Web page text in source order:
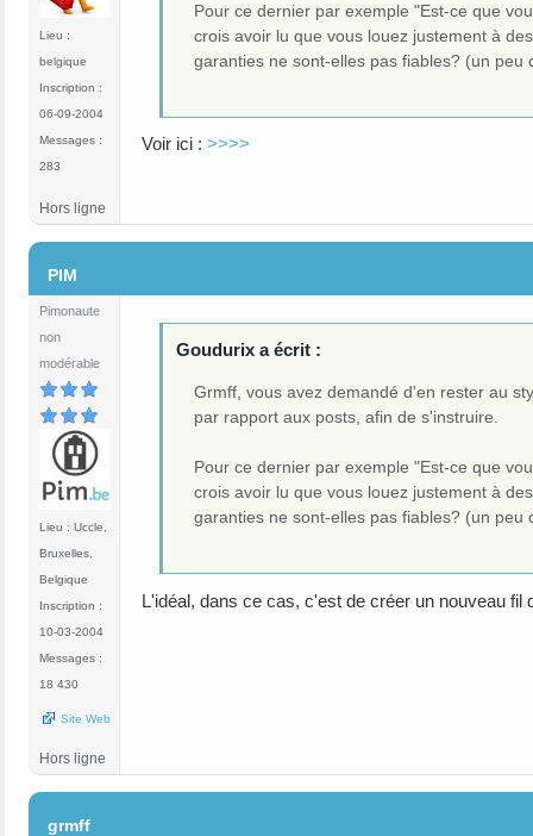
Lieu :
belgique
Inscription :
06-09-2004
Messages :
283
Pour ce dernier par exemple "Est-ce que
crois avoir lu que vous louez justement à
garanties ne sont-elles pas fiables? (un peu
Voir ici : >>>>
Hors ligne
PIM
Pimonaute
non
modérable
Lieu : Uccle,
Bruxelles,
Belgique
Inscription :
10-03-2004
Messages :
18 430
Site Web
Goudurix a écrit :
Grmff, vous avez demandé d'en rester au
par rapport aux posts, afin de s'instruire.
Pour ce dernier par exemple "Est-ce que
crois avoir lu que vous louez justement à
garanties ne sont-elles pas fiables? (un peu
L'idéal, dans ce cas, c'est de créer un nouveau
Hors ligne
grmff